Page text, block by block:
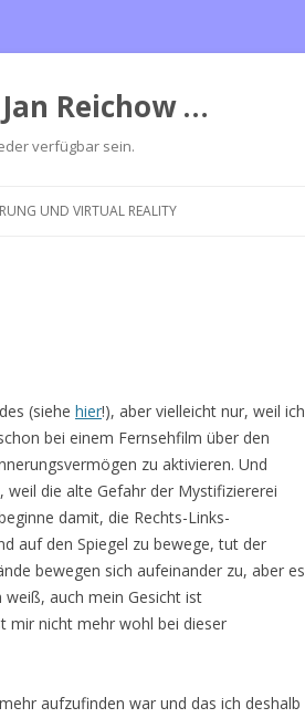
Reichow …
verfügbar sein.
Inhalt
UND VIRTUAL REALITY
(siehe hier!), aber vielleicht nur, weil ich
bei einem Fernsehfilm über den
zu aktivieren. Und
die alte Gefahr der Mystifiziererei
damit, die Rechts-Links-
auf den Spiegel zu bewege, tut der
bewegen sich aufeinander zu, aber es
weiß, auch mein Gesicht ist
mir nicht mehr wohl bei dieser
aufzufinden war und das ich deshalb